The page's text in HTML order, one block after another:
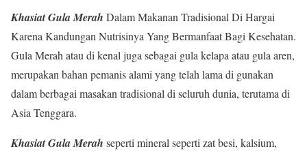
Khasiat Gula Merah Dalam Makanan Tradisional Di Hargai
Karena Kandungan Nutrisinya Yang Bermanfaat Bagi Kesehatan.
Gula Merah atau di kenal juga sebagai gula kelapa atau gula aren,
merupakan bahan pemanis alami yang telah lama di gunakan
dalam berbagai masakan tradisional di seluruh dunia, terutama di
Asia Tenggara.
Khasiat Gula Merah seperti mineral seperti zat besi, kalsium,